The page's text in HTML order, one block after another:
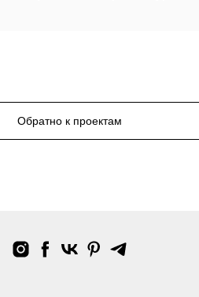
Обратно к проектам